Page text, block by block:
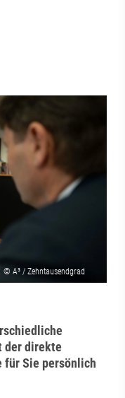
der direkte
für Sie persönlich